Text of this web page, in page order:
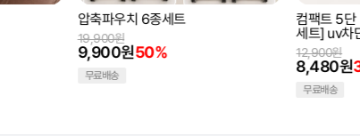
컴팩트 5단 미니양우산 [어깨끈케이스
세트] uv차단 숄더백 양우산 미니 포켓
양산 우산
8,480원
12,900원
[1+1] 엘리
12,160원
22,000원
무료배송